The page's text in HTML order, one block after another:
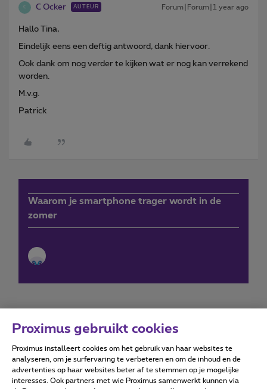
C C Ocker AUTEUR Forum|Forum|1 year ago
Hallo Tina,
Eindelijk eens een deftig antwoord, dank hiervoor.
Ook dank om nog verder te kijken wat er nog kan verrekend
worden.
M.v.g.
Patrick
Waarom je smartphone trager wordt in de
zomer
Forumvoorwaarden Accessibility statement
Proximus gebruikt cookies
Proximus installeert cookies om het gebruik van haar websites te
analyseren, om je surfervaring te verbeteren en om de inhoud en de
advertenties op haar websites beter af te stemmen op je mogelijke
interesses. Ook partners met wie Proximus samenwerkt kunnen via